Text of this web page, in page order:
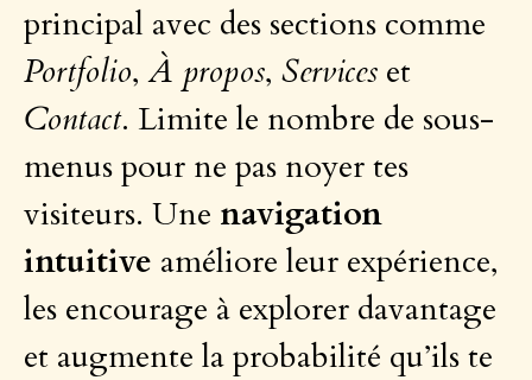
principal avec des sections comme
Portfolio,À propos, Services et
Contact. Limite le nombre de sous-
menus pour ne pas noyer tes
visiteurs. Une navigation
intuitive améliore leur expérience,
les encourage à explorer davantage
et augmente la probabilité qu’ils te